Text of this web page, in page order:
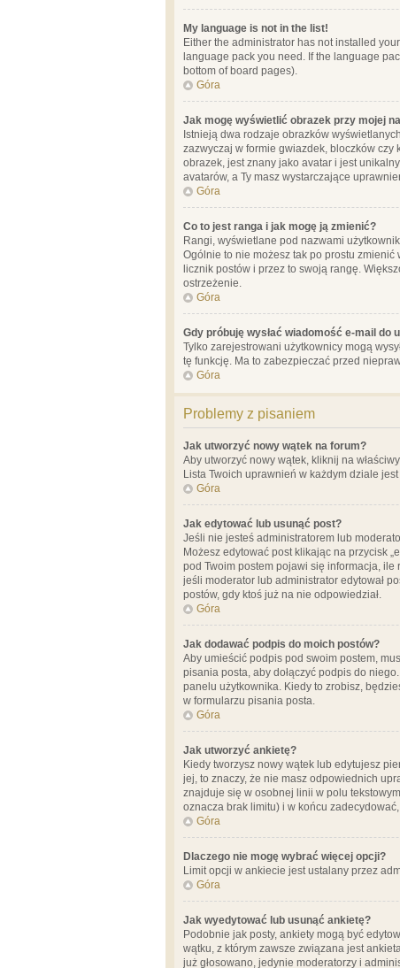
My language is not in the list!
Either the administrator has not installed
language pack you need. If the language
bottom of board pages).
Góra
Jak mogę wyświetlić obrazek przy mojej
Istnieją dwa rodzaje obrazków
zazwyczaj w formie gwiazdek, bloczków czy
obrazek, jest znany jako avatar i jest
avatarów, a Ty masz wystarczające
Góra
Co to jest ranga i jak mogę ją zmienić?
Rangi, wyświetlane pod nazwami
Ogólnie to nie możesz tak po prostu
licznik postów i przez to swoją rangę.
ostrzeżenie.
Góra
Gdy próbuję wysłać wiadomość e-mail do
Tylko zarejestrowani użytkownicy mogą
tę funkcję. Ma to zabezpieczać przed
Góra
Problemy z pisaniem
Jak utworzyć nowy wątek na forum?
Aby utworzyć nowy wątek, kliknij na
Lista Twoich uprawnień w każdym dziale
Góra
Jak edytować lub usunąć post?
Jeśli nie jesteś administratorem lub
Możesz edytować post klikając na przycisk
pod Twoim postem pojawi się informacja, ile
jeśli moderator lub administrator edytował
postów, gdy ktoś już na nie odpowiedział.
Góra
Jak dodawać podpis do moich postów?
Aby umieścić podpis pod swoim postem,
pisania posta, aby dołączyć podpis do
panelu użytkownika. Kiedy to zrobisz,
w formularzu pisania posta.
Góra
Jak utworzyć ankietę?
Kiedy tworzysz nowy wątek lub edytujesz
jej, to znaczy, że nie masz odpowiednich
znajduje się w osobnej linii w polu
oznacza brak limitu) i w końcu
Góra
Dlaczego nie mogę wybrać więcej opcji?
Limit opcji w ankiecie jest ustalany przez
Góra
Jak wyedytować lub usunąć ankietę?
Podobnie jak posty, ankiety mogą być
wątku, z którym zawsze związana jest
już głosowano, jedynie moderatorzy i